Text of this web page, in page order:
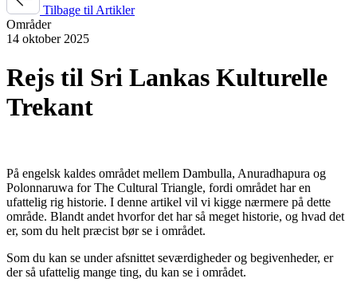
Tilbage til Artikler
Områder
14 oktober 2025
Rejs til Sri Lankas Kulturelle
Trekant
På engelsk kaldes området mellem Dambulla, Anuradhapura og
Polonnaruwa for The Cultural Triangle, fordi området har en
ufattelig rig historie. I denne artikel vil vi kigge nærmere på dette
område. Blandt andet hvorfor det har så meget historie, og hvad det
er, som du helt præcist bør se i området.
Som du kan se under afsnittet seværdigheder og begivenheder, er
der så ufattelig mange ting, du kan se i området.